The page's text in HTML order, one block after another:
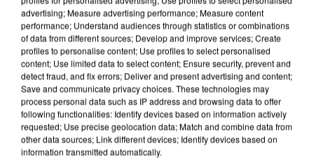
advertising; Measure advertising performance; Measure content
performance; Understand audiences through statistics or combinations
of data from different sources; Develop and improve services; Create
profiles to personalise content; Use profiles to select personalised
content; Use limited data to select content; Ensure security, prevent and
detect fraud, and fix errors; Deliver and present advertising and content;
Save and communicate privacy choices. These technologies may
process personal data such as IP address and browsing data to offer
following functionalities: Identify devices based on information actively
requested; Use precise geolocation data; Match and combine data from
other data sources; Link different devices; Identify devices based on
information transmitted automatically.